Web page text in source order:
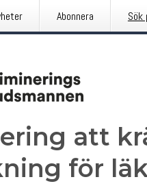
Abonnera Sök
att
för